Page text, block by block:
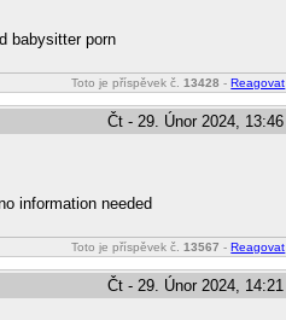
babysitter porn
Toto je příspěvek č.13428 - Reagovat
Čt - 29. Únor 2024, 13:46
information needed
Toto je příspěvek č.13567 - Reagovat
Čt - 29. Únor 2024, 14:21